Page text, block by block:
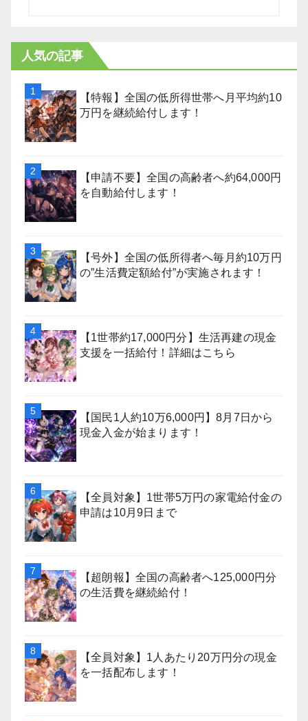
人気の記事
【特報】全国の低所得世帯へ月平均約10
万円を継続給付します！
【申請不要】全国の高齢者へ約64,000円
を自動給付します！
【号外】全国の低所得者へ毎月約10万円
の”生活費定額給付”が実施されます！
【1世帯約17,000円分】生活再建の現金
支援を一括給付！詳細はこちら
【国民1人約10万6,000円】8月7日から
現金入金が始まります！
【全員対象】1世帯5万円の家電給付金の
申請は10月9日まで
【超朗報】全国の高齢者へ125,000円分
の生活費を継続給付！
【全員対象】1人あたり20万円分の現金
を一括配布します！